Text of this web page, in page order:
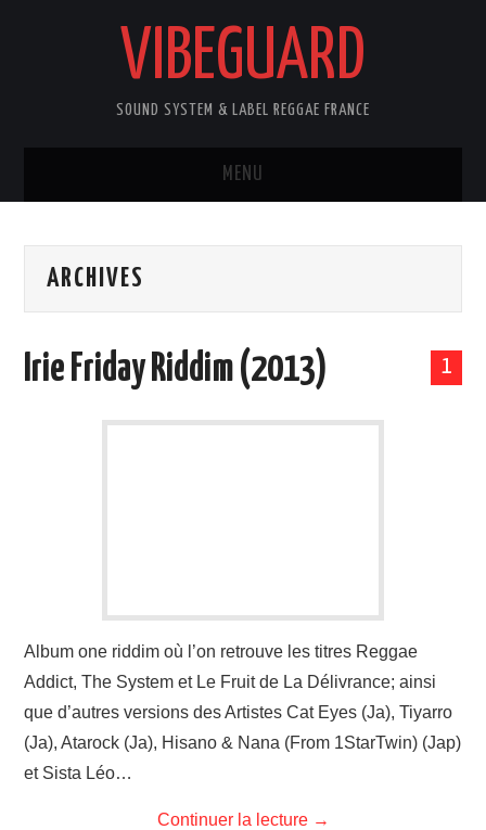
VIBEGUARD
SOUND SYSTEM & LABEL REGGAE FRANCE
MENU
NEWS
ARCHIVES
1
Irie Friday Riddim (2013)
Album one riddim où l’on retrouve les titres Reggae
Addict, The System et Le Fruit de La Délivrance; ainsi
que d’autres versions des Artistes Cat Eyes (Ja), Tiyarro
(Ja), Atarock (Ja), Hisano & Nana (From 1StarTwin) (Jap)
et Sista Léo…
Continuer la lecture →